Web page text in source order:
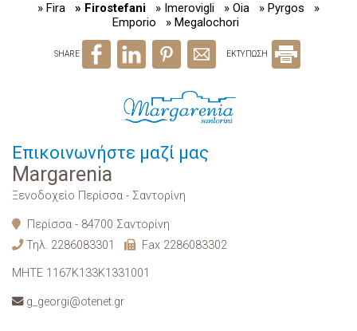
» Fira » Firostefani » Imerovigli » Oia » Pyrgos
»
Emporio
» Megalochori
SHARE ΕΚΤΥΠΩΣΗ
Επικοινωνήστε μαζί μας
Margarenia
Ξενοδοχείο Περίσσα - Σαντορίνη
Περίσσα - 84700 Σαντορίνη
Τηλ. 2286083301 Fax 2286083302
MHTE 1167K133K1331001
g_georgi@otenet.gr